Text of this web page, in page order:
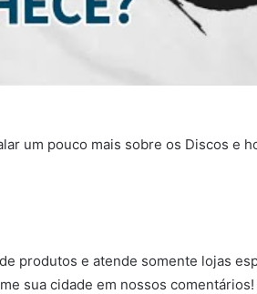
um pouco mais sobre os Discos e
produtos e atende somente lojas
sua cidade em nossos comentários!